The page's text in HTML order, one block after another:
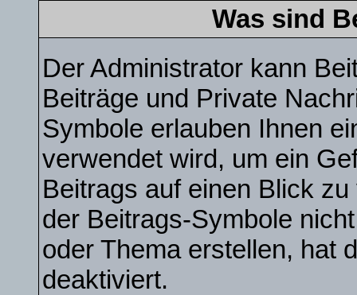
Was sind
Der Administrator kann
Beiträge und Private
Symbole erlauben Ihnen
verwendet wird, um ein
Beitrags auf einen Blick
der Beitrags-Symbole
oder Thema erstellen, hat
deaktiviert.